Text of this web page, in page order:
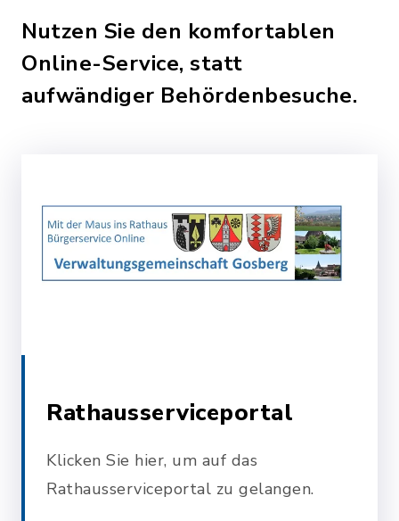
Nutzen Sie den komfortablen
Online-Service, statt
aufwändiger Behördenbesuche.
Rathausserviceportal
Klicken Sie hier, um auf das
Rathausserviceportal zu gelangen.